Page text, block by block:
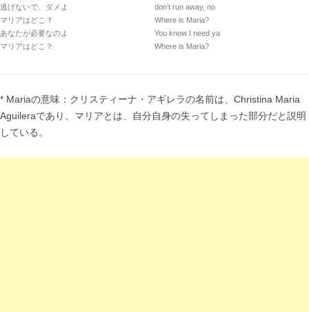
逃げないで、ダメよ
マリアはどこ？
あなたが必要なのよ
マリアはどこ？
don’t run away, no
Where is Maria?
You know I need ya
Where is Maria?
* Mariaの意味：クリスティーナ・アギレラの名前は、Christina Maria
Aguileraであり、マリアとは、自分自身の失ってしまった部分だと説明
している。